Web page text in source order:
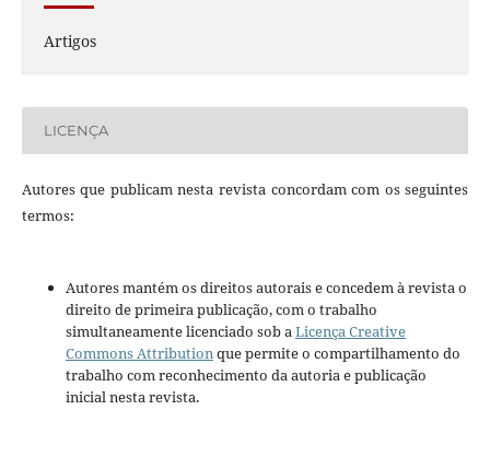
Artigos
LICENÇA
Autores que publicam nesta revista concordam com os seguintes
termos:
Autores mantém os direitos autorais e concedem à revista o
direito de primeira publicação, com o trabalho
simultaneamente licenciado sob aLicença Creative
Commons Attributionque permite o compartilhamento do
trabalho com reconhecimento da autoria e publicação
inicial nesta revista.